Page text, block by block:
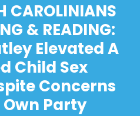
CAROLINIANS
& READING:
Elevated A
Child Sex
Concerns
Own Party